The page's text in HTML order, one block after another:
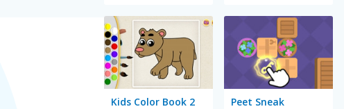
Kids Color Book 2 Peet Sneak